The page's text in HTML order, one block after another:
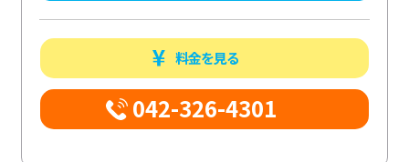
料金を見る
042-326-4301